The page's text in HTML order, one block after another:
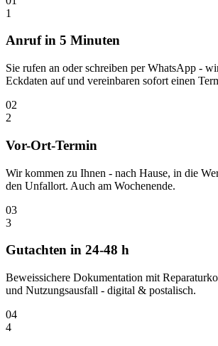
1
Anruf in 5 Minuten
Sie rufen an oder schreiben per WhatsApp -
Eckdaten auf und vereinbaren sofort einen
02
2
Vor-Ort-Termin
Wir kommen zu Ihnen - nach Hause, in die
den Unfallort. Auch am Wochenende.
03
3
Gutachten in 24-48 h
Beweissichere Dokumentation mit
und Nutzungsausfall - digital & postalisch.
04
4